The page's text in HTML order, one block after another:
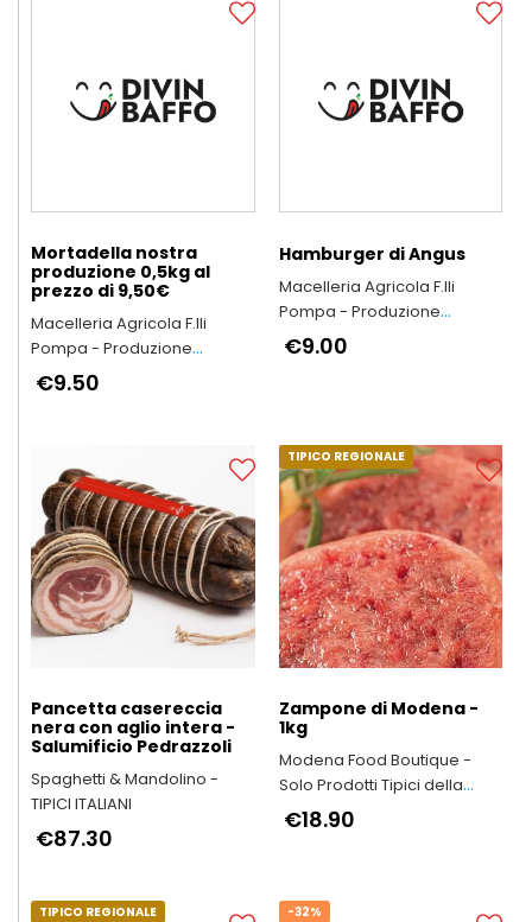
Mortadella nostra
produzione 0,5kg al
prezzo di 9,50€
Macelleria Agricola F.lli
Pompa - Produzione
Arrosticini Abruzzesi
artigianali
€9.50
Hamburger di Angus
Macelleria Agricola F.lli
Pompa - Produzione
Arrosticini Abruzzesi
artigianali
€9.00
Pancetta casereccia
nera con aglio intera -
Salumificio Pedrazzoli
Spaghetti & Mandolino -
TIPICI ITALIANI
€87.30
TIPICO REGIONALE
Zampone di Modena -
1kg
Modena Food Boutique -
Solo Prodotti Tipici della
Provincia di Modena
€18.90
TIPICO REGIONALE -32%